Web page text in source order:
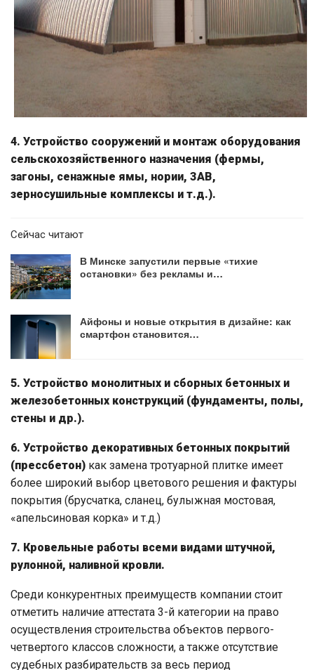
4. Устройство сооружений и монтаж оборудования
сельскохозяйственного назначения (фермы,
загоны, сенажные ямы, нории, ЗАВ,
зерносушильные комплексы и т.д.).
Сейчас читают
В Минске запустили первые «тихие
остановки» без рекламы и…
Айфоны и новые открытия в дизайне: как
смартфон становится…
5. Устройство монолитных и сборных бетонных и
железобетонных конструкций (фундаменты, полы,
стены и др.).
6. Устройство декоративных бетонных покрытий
(прессбетон) как замена тротуарной плитке имеет
более широкий выбор цветового решения и фактуры
покрытия (брусчатка, сланец, булыжная мостовая,
«апельсиновая корка» и т.д.)
7. Кровельные работы всеми видами штучной,
рулонной, наливной кровли.
Среди конкурентных преимуществ компании стоит
отметить наличие аттестата 3-й категории на право
осуществления строительства объектов первого-
четвертого классов сложности, а также отсутствие
судебных разбирательств за весь период